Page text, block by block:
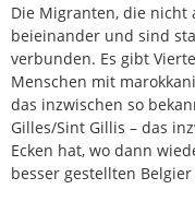
Die Migranten, die nicht
beieinander und sind
verbunden. Es gibt
Menschen mit
das inzwischen so
Gilles/Sint Gillis – das
Ecken hat, wo dann
besser gestellten